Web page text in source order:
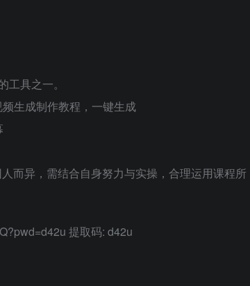
具之一。
而异，需结合自身努力与实操，合理运用课程所
提取码: d42u